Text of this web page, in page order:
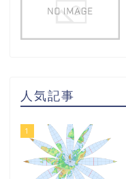
人気記事
1